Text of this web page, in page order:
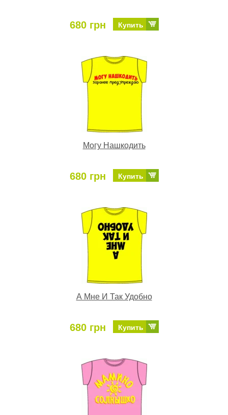
680 грн Купить
Могу Нашкодить
680 грн Купить
А Мне И Так Удобно
680 грн Купить